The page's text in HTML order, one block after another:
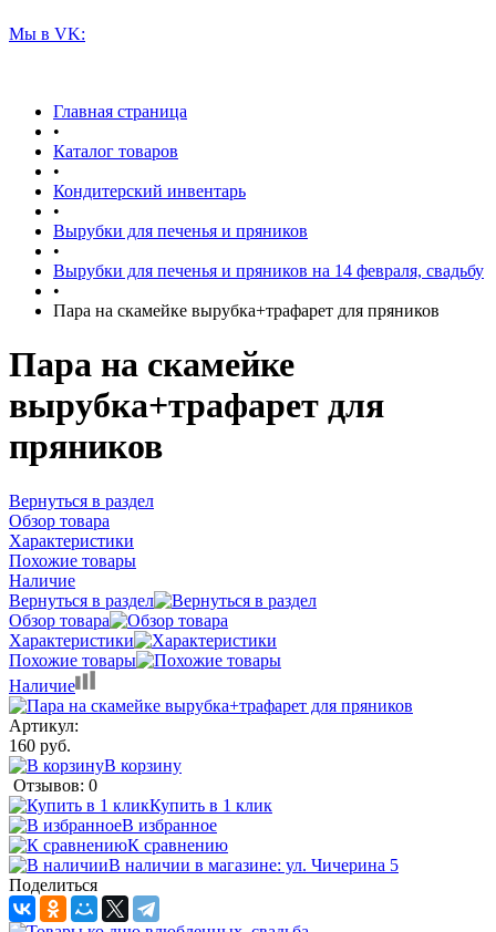
Мы в VK:
Главная страница
•
Каталог товаров
•
Кондитерский инвентарь
•
Вырубки для печенья и пряников
•
Вырубки для печенья и пряников на 14 февраля, свадьбу
•
Пара на скамейке вырубка+трафарет для пряников
Пара на скамейке
вырубка+трафарет для
пряников
Вернуться в раздел
Обзор товара
Характеристики
Похожие товары
Наличие
Вернуться в раздел
Обзор товара
Характеристики
Похожие товары
Наличие
Артикул:
160 руб.
В корзину
Отзывов: 0
Купить в 1 клик
В избранное
К сравнению
В наличии в магазине: ул. Чичерина 5
Поделиться